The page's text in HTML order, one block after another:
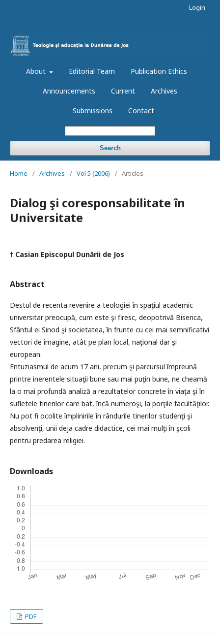
About Editorial Team Publication Ethics
Announcements Current Archives
Submissions Contact
Search
Login
Home / Archives / Vol 5 (2006) / Articles
Dialog şi coresponsabilitate în
Universitate
† Casian Episcopul Dunării de Jos
Abstract
Destul de recenta revenire a teologiei în spaţiul academic
universitar preocupă, cum este şi firesc, deopotrivă Biserica,
Sfântul ei Sinod şi societatea, în frunte cu cei mai semnificativi
vectori de imagine, atât pe plan local, naţional dar şi
european.
Entuziasmul de acum 17 ani, precum şi parcursul împreună
printre inerentele situaţii bune sau mai puţin bune, ne cheamă
la o mai profundă analiză a rezultatelor concrete în viaţa şi în
sufletele tinerilor care bat, încă numeroşi, la porţile facultăţilor.
Nu pot fi ocolite împlinirile în rândurile tinerilor studenţi şi
absolvenţi, unii deja cadre didactice, cei mai mulţi în şcoli
pentru predarea religiei.
Downloads
PDF